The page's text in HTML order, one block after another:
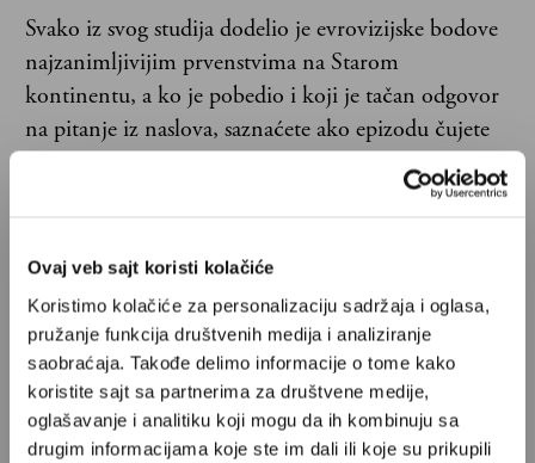
Ovaj veb sajt koristi kolačiće
Koristimo kolačiće za personalizaciju sadržaja i oglasa,
pružanje funkcija društvenih medija i analiziranje
saobraćaja. Takođe delimo informacije o tome kako
koristite sajt sa partnerima za društvene medije,
oglašavanje i analitiku koji mogu da ih kombinuju sa
drugim informacijama koje ste im dali ili koje su prikupili
Svako iz svog studija dodelio je evrovizijske bodove
najzanimljivijim prvenstvima na Starom
kontinentu, a ko je pobedio i koji je tačan odgovor
na pitanje iz naslova, saznaćete ako epizodu čujete
svim audio platformama i na YouTube.